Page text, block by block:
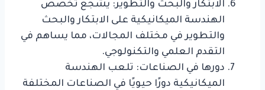
الابتكار والبحث والتطوير: يشجع تخصص
الهندسة الميكانيكية على الابتكار والبحث
والتطوير في مختلف المجالات، مما يساهم في
التقدم العلمي والتكنولوجي.
دورها في الصناعات: تلعب الهندسة
الميكانيكية دورًا حيويًا في الصناعات المختلفة